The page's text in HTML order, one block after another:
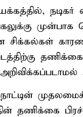
நடிகர்
முன்பாக
தணிக்கை